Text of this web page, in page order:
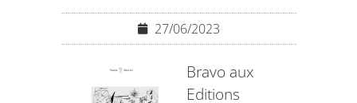
27/06/2023
Bravo aux
Editions